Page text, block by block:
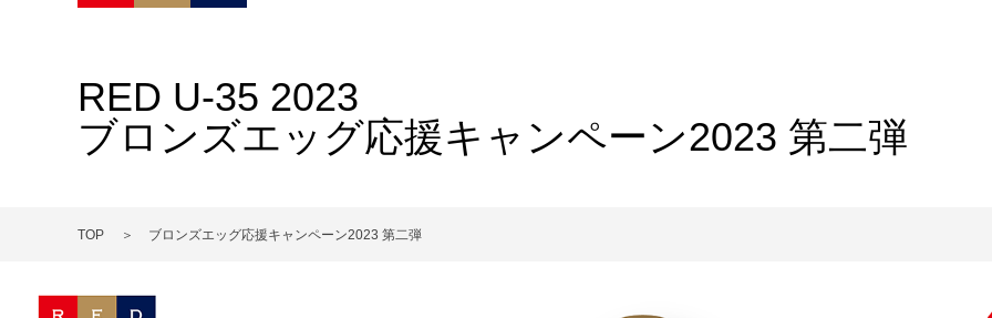
RED U-35 2023
ブロンズエッグ応援キャンペーン2023 第二弾
TOP ブロンズエッグ応援キャンペーン2023 第二弾